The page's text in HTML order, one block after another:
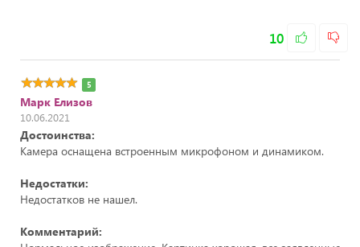
10
5
Марк Елизов
10.06.2021
Достоинства:
Камера оснащена встроенным микрофоном и динамиком.
Недостатки:
Недостатков не нашел.
Комментарий: